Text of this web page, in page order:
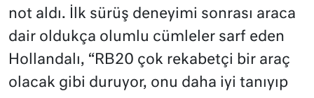
not aldı. İlk sürüş deneyimi sonrası araca
dair oldukça olumlu cümleler sarf eden
Hollandalı, “RB20 çok rekabetçi bir araç
olacak gibi duruyor, onu daha iyi tanıyıp